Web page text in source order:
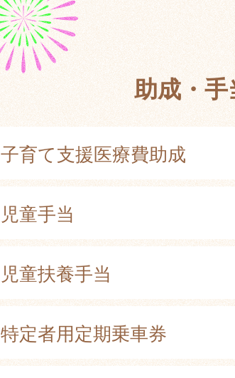
助成・手
子育て支援医療費助成
児童手当
児童扶養手当
特定者用定期乗車券